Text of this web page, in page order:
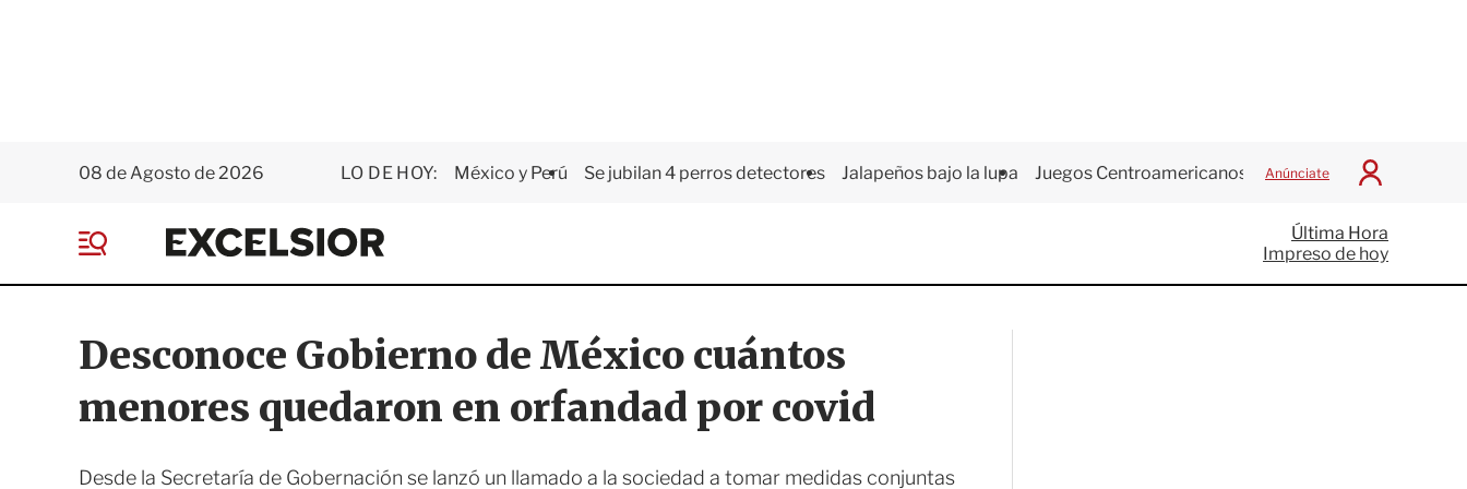
08 de Agosto de 2026 LO DE HOY: México y Perú Se jubilan 4 perros detectores Jalapeños bajo la lupa Juegos Centroamericanos Anúnciate
I
c
i
a
E
x
e
i
o
r
e
Última Hora
Impreso de hoy
Desconoce Gobierno de México cuántos
menores quedaron en orfandad por covid
Desde la Secretaría de Gobernación se lanzó un llamado a la sociedad a tomar medidas conjuntas